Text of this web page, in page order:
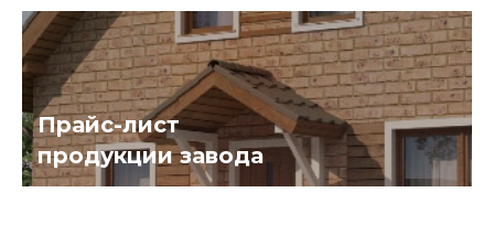
Прайс-лист
продукции завода